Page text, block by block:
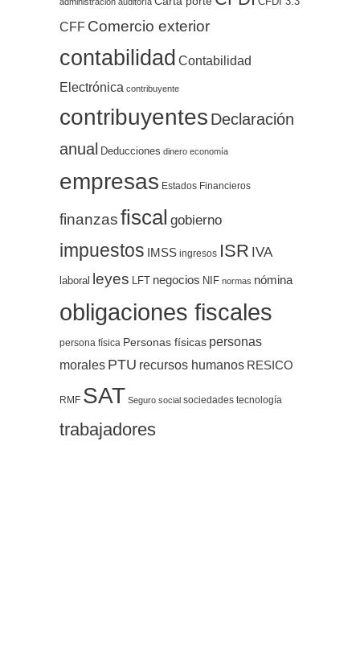
CFF Comercio exterior
contabilidad Contabilidad
Electrónica contribuyente
contribuyentes Declaración
anual Deducciones dinero economía
empresas Estados Financieros
finanzasfiscal gobierno
impuestos IMSS ingresos ISR IVA
laboral leyes LFT negocios NIF normas nómina
obligaciones fiscales
persona física Personas físicas personas
morales PTU recursos humanos RESICO
RMF SAT Seguro social sociedades tecnología
trabajadores